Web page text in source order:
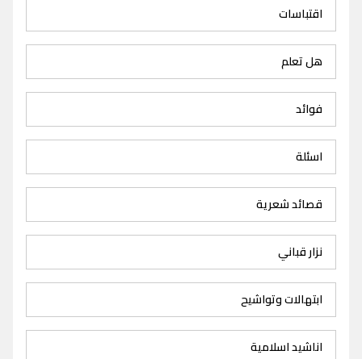
اقتباسات
هل تعلم
فوائد
اسئلة
قصائد شعرية
نزار قباني
ابتهالات وتواشيح
اناشيد اسلامية